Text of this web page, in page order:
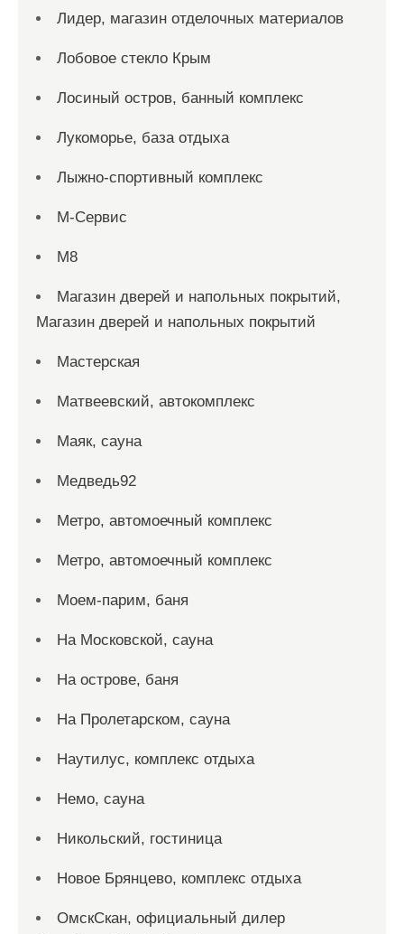
Лидер, магазин отделочных материалов
Лобовое стекло Крым
Лосиный остров, банный комплекс
Лукоморье, база отдыха
Лыжно-спортивный комплекс
М-Сервис
М8
Магазин дверей и напольных покрытий,
Магазин дверей и напольных покрытий
Мастерская
Матвеевский, автокомплекс
Маяк, сауна
Медведь92
Метро, автомоечный комплекс
Метро, автомоечный комплекс
Моем-парим, баня
На Московской, сауна
На острове, баня
На Пролетарском, сауна
Наутилус, комплекс отдыха
Немо, сауна
Никольский, гостиница
Новое Брянцево, комплекс отдыха
ОмскСкан, официальный дилер